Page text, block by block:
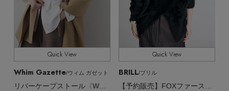
チャーム・ストラップ
その他(傘・ハンカチ・時計など)
EDITOR'S CLOSET
メルマガ PICKUP
Quick View
Whim Gazette/ウィム ガゼット
リバーケープストール〈WEB限定カラーあり〉
Quick View
BRILL/ブリル